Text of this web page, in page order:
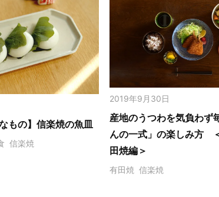
もの】信楽焼の魚皿
信楽焼
2019年9月30日
産地のうつわを気負わず
んの一式」の楽しみ方
田焼編＞
有田焼 信楽焼